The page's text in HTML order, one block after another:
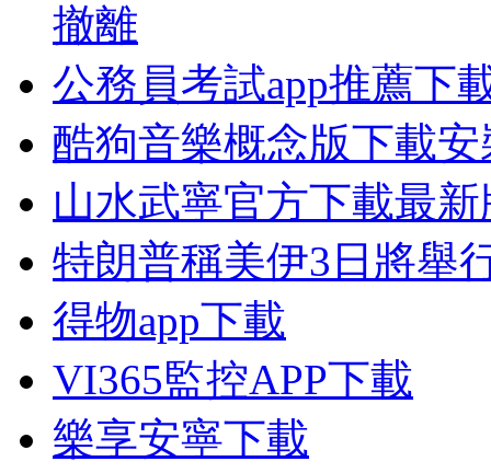
撤離
公務員考試app推薦下
酷狗音樂概念版下載安
山水武寧官方下載最新
特朗普稱美伊3日將舉
得物app下載
VI365監控APP下載
樂享安寧下載